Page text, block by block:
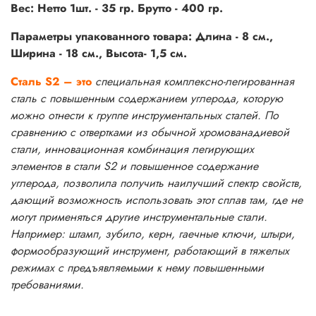
Вес: Нетто 1шт. - 35 гр. Брутто - 400 гр.
Параметры упакованного товара: Длина - 8 см.,
Ширина - 18 см., Высота- 1,5 см.
Сталь S2 – это специальная комплексно-легированная
сталь с повышенным содержанием углерода, которую
можно отнести к группе инструментальных сталей. По
сравнению с отвертками из обычной хромованадиевой
стали, инновационная комбинация легирующих
элементов в стали S2 и повышенное содержание
углерода, позволила получить наилучший спектр свойств,
дающий возможность использовать этот сплав там, где не
могут применяться другие инструментальные стали.
Например: штамп, зубило, керн, гаечные ключи, штыри,
формообразующий инструмент, работающий в тяжелых
режимах с предъявляемыми к нему повышенными
требованиями.